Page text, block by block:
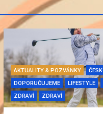
AKTUALITY & POZVÁNKY
DOPORUČUJEME
LIFESTYLE
ZDRAVÍ
ZDRAVÍ